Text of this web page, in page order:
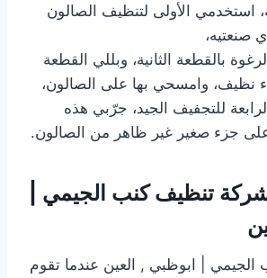
استخدمي الأولى لتنظيف الصالون
صنعتيه،
بالقطعة الثانية، وبللي القطعة
نظيف، وامسحي بها على الصالون،
للتجفيف الجيد، جرّبي هذه
على جزء صغير غير ظاهر من الصالون.
شركة تنظيف كنب الجيمي |
| ابوظبي , العين عندما تقوم